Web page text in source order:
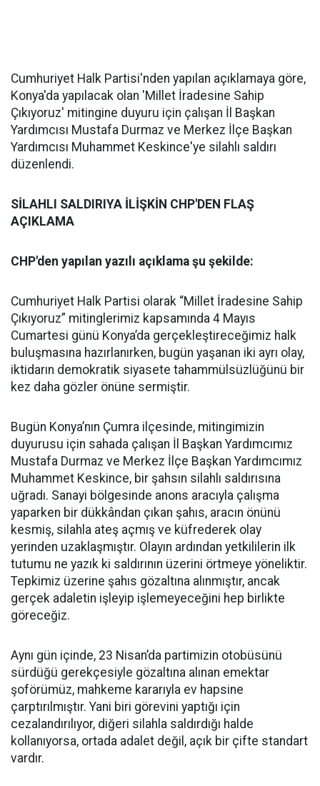
Cumhuriyet Halk Partisi'nden yapılan açıklamaya göre,
Konya'da yapılacak olan 'Millet İradesine Sahip
Çıkıyoruz' mitingine duyuru için çalışan İl Başkan
Yardımcısı Mustafa Durmaz ve Merkez İlçe Başkan
Yardımcısı Muhammet Keskince'ye silahlı saldırı
düzenlendi.
SİLAHLI SALDIRIYA İLİŞKİN CHP'DEN FLAŞ
AÇIKLAMA
CHP'den yapılan yazılı açıklama şu şekilde:
Cumhuriyet Halk Partisi olarak “Millet İradesine Sahip
Çıkıyoruz” mitinglerimiz kapsamında 4 Mayıs
Cumartesi günü Konya’da gerçekleştireceğimiz halk
buluşmasına hazırlanırken, bugün yaşanan iki ayrı olay,
iktidarın demokratik siyasete tahammülsüzlüğünü bir
kez daha gözler önüne sermiştir.
Bugün Konya’nın Çumra ilçesinde, mitingimizin
duyurusu için sahada çalışan İl Başkan Yardımcımız
Mustafa Durmaz ve Merkez İlçe Başkan Yardımcımız
Muhammet Keskince, bir şahsın silahlı saldırısına
uğradı. Sanayi bölgesinde anons aracıyla çalışma
yaparken bir dükkândan çıkan şahıs, aracın önünü
kesmiş, silahla ateş açmış ve küfrederek olay
yerinden uzaklaşmıştır. Olayın ardından yetkililerin ilk
tutumu ne yazık ki saldırının üzerini örtmeye yöneliktir.
Tepkimiz üzerine şahıs gözaltına alınmıştır, ancak
gerçek adaletin işleyip işlemeyeceğini hep birlikte
göreceğiz.
Aynı gün içinde, 23 Nisan’da partimizin otobüsünü
sürdüğü gerekçesiyle gözaltına alınan emektar
şoförümüz, mahkeme kararıyla ev hapsine
çarptırılmıştır. Yani biri görevini yaptığı için
cezalandırılıyor, diğeri silahla saldırdığı halde
kollanıyorsa, ortada adalet değil, açık bir çifte standart
vardır.